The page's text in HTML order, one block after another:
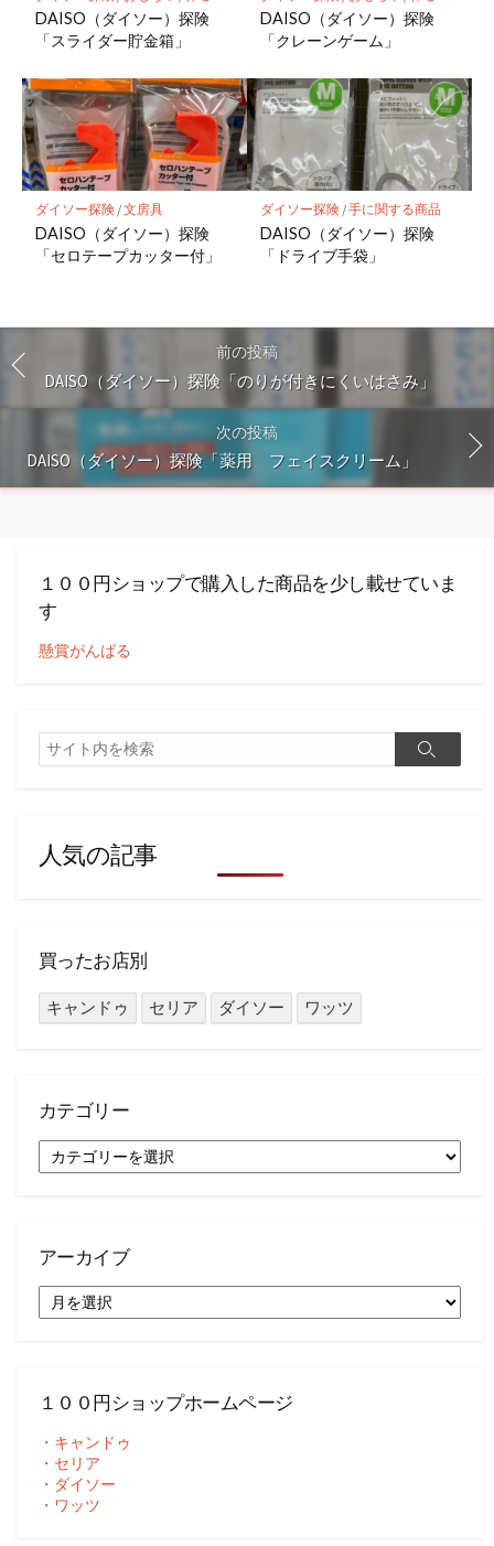
DAISO（ダイソー）探険
「スライダー貯金箱」
DAISO（ダイソー）探険
「クレーンゲーム」
ダイソー探険/文房具
DAISO（ダイソー）探険
「セロテープカッター付」
ダイソー探険/手に関する商品
DAISO（ダイソー）探険
「ドライブ手袋」
前の投稿
DAISO（ダイソー）探険「のりが付きにくいはさみ」
次の投稿
DAISO（ダイソー）探険「薬用 フェイスクリーム」
１００円ショップで購入した商品を少し載せていま
す
懸賞がんばる
検
索
検
人気の記事
買ったお店別
キャンドゥ セリア ダイソー ワッツ
カテゴリー
テ
アーカイブ
ー
１００円ショップホームページ
・キャンドゥ
・セリア
・ダイソー
・ワッツ